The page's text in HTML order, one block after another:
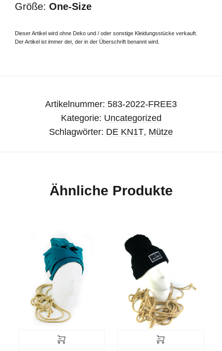
Größe: One-Size
Dieser Artikel wird ohne Deko und / oder sonstige Kleidungsstücke verkauft.
Der Artikel ist immer der, der in der Überschrift benannt wird.
Artikelnummer: 583-2022-FREE3
Kategorie: Uncategorized
Schlagwörter: DE KN1T, Mütze
Ähnliche Produkte